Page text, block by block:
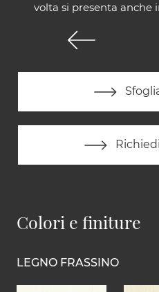
volta si presenta anche
Colori e finiture
LEGNO FRASSINO